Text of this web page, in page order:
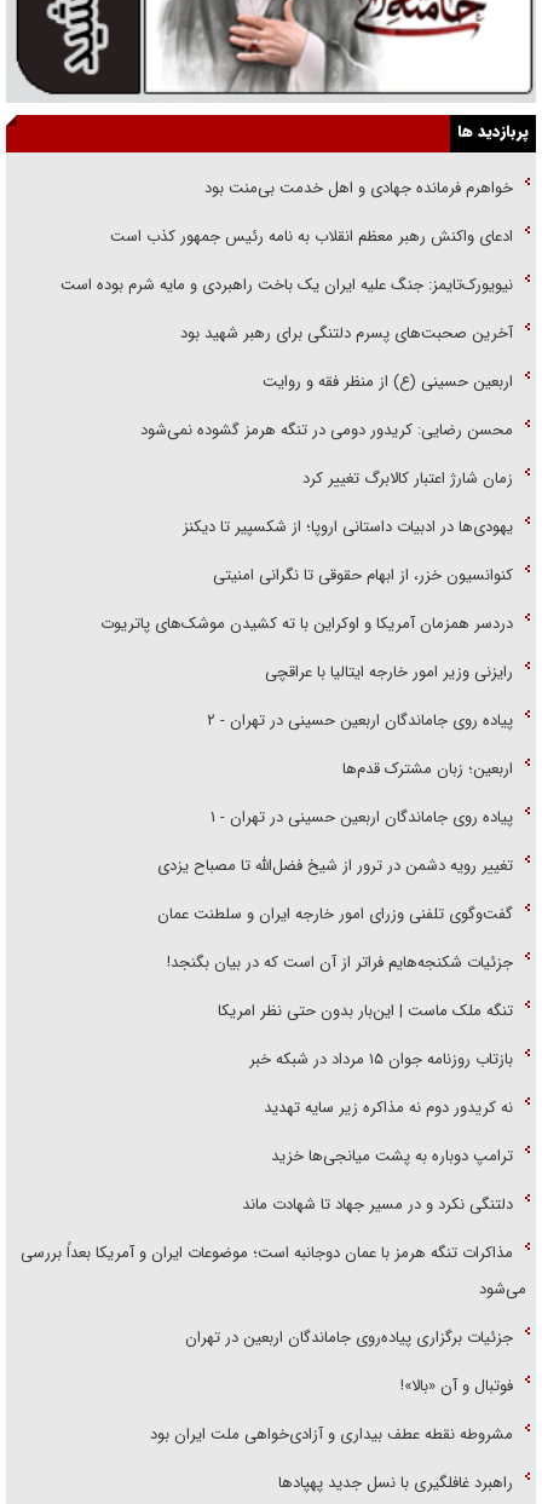
پربازدید ها
خواهرم فرمانده جهادی و اهل خدمت بی‌منت بود
ادعای واکنش رهبر معظم انقلاب به نامه رئیس جمهور کذب است
نیویورک‌تایمز: جنگ علیه ایران یک باخت راهبردی و مایه شرم بوده است
آخرین صحبت‌های پسرم دلتنگی برای رهبر شهید بود
اربعین حسینی (ع) از منظر فقه و روایت
محسن رضایی: کریدور دومی در تنگه هرمز گشوده نمی‌شود
زمان شارژ اعتبار کالابرگ تغییر کرد
یهودی‌ها در ادبیات داستانی اروپا؛ از شکسپیر تا دیکنز
کنوانسیون خزر، از ابهام حقوقی تا نگرانی امنیتی
دردسر همزمان آمریکا و اوکراین با ته کشیدن موشک‌های پاتریوت
رایزنی وزیر امور خارجه ایتالیا با عراقچی
پیاده روی جاماندگان اربعین حسینی در تهران - ۲
اربعین؛ زبان مشترک قدم‌ها
پیاده روی جاماندگان اربعین حسینی در تهران - ۱
تغییر رویه دشمن در ترور از شیخ فضل‌الله تا مصباح یزدی
گفت‌وگوی تلفنی وزرای امور خارجه ایران و سلطنت عمان
جزئیات شکنجه‌هایم فراتر از آن است که در بیان بگنجد!
تنگه ملک ماست | این‌بار بدون حتی نظر امریکا
بازتاب روزنامه جوان ۱۵ مرداد در شبکه خبر
نه کریدور دوم نه مذاکره زیر سایه تهدید
ترامپ دوباره به پشت میانجی‌ها خزید
دلتنگی نکرد و در مسیر جهاد تا شهادت ماند
مذاکرات تنگه هرمز با عمان دوجانبه است؛ موضوعات ایران و آمریکا بعداً بررسی
می‌شود
جزئیات برگزاری پیاده‌روی جاماندگان اربعین در تهران
فوتبال و آن «بالا»!
مشروطه نقطه عطف بیداری و آزادی‌خواهی ملت ایران بود
راهبرد غافلگیری با نسل جدید پهپاد‌ها